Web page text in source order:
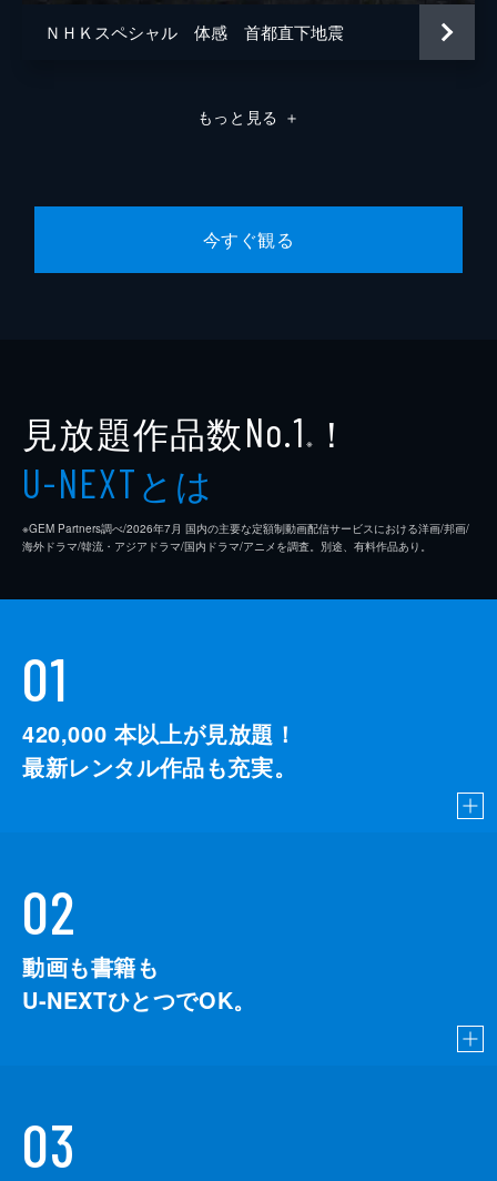
ＮＨＫスペシャル 体感 首都直下地震
もっと見る ＋
今すぐ観る
見放題作品数No.1 ※ ！
U-NEXTとは
※GEM Partners調べ/2026年7⽉ 国内の主要な定額制動画配信サービスにおける洋画/邦画/
海外ドラマ/韓流・アジアドラマ/国内ドラマ/アニメを調査。別途、有料作品あり。
01
420,000 本以上が見放題！
最新レンタル作品も充実。
02
動画も書籍も
U-NEXTひとつでOK。
03